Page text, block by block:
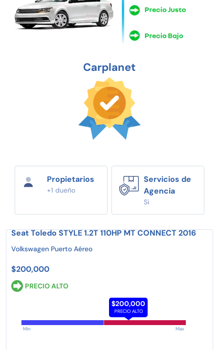
Carplanet
Propietarios
+1 dueño
Servicios de
Agencia
Si
Seat Toledo STYLE 1.2T 110HP MT CONNECT 2016
Volkswagen Puerto Aéreo
$200,000
PRECIO ALTO
$200,000
PRECIO ALTO
Min Max